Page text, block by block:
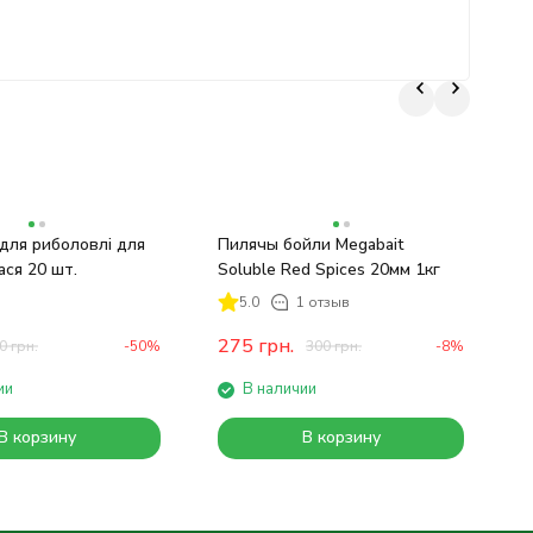
риболовлі для
20 шт.
грн. -50%
корзину
Пилячы бойли Megabait
Soluble Red Spices 20мм 1кг
5.0 1 отзыв
275 грн. 300грн. -8%
В наличии
В корзину